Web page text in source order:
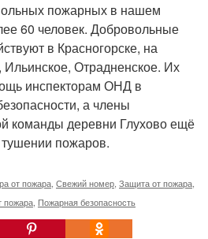
пожарных в нашем
60 человек. Добровольные
в Красногорске, на
Отрадненское. Их
инспекторам ОНД в
а члены
команды деревни Глухово ещё
пожаров.
от пожара Свежий номер Защита от пожара
пожара Пожарная безопасность